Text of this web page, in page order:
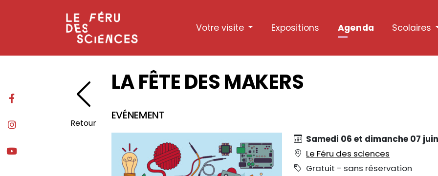
Votre visite Expositions Agenda Scolaires
Retour
LA FÊTE DES MAKERS
EVÉNEMENT
Samedi 06 et dimanche 07 juin
Le Féru des sciences
Gratuit - sans réservation